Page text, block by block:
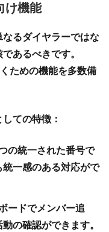
け機能
るダイヤラーではな
あるべきです。
ための機能を多数備
ての特徴：
の統一された番号で
一感のある対応がで
ードでメンバー追
の確認ができます。